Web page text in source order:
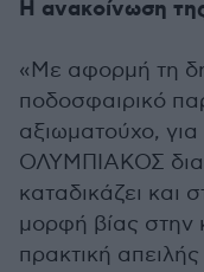
Η ανακοίνωση
«Με αφορμή τη
ποδοσφαιρικό
αξιωματούχο,
ΟΛΥΜΠΙΑΚΟΣ
καταδικάζει και
μορφή βίας στην
πρακτική